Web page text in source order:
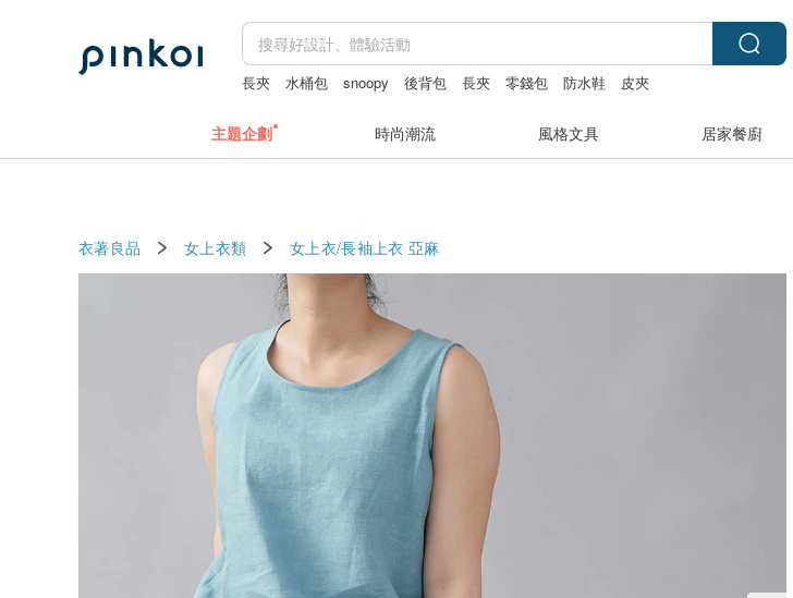
長夾 水桶包 snoopy 後背包 長夾 零錢包 防水鞋 皮夾
主題企劃 時尚潮流 風格文具 居家餐廚
衣著良品 女上衣類 女上衣/長袖上衣 亞麻